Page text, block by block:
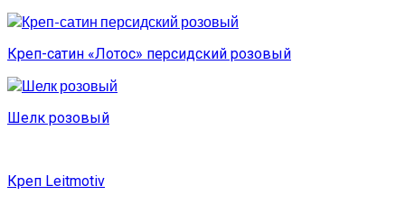
Креп-сатин «Лотос» персидский розовый
Шелк розовый
Креп Leitmotiv